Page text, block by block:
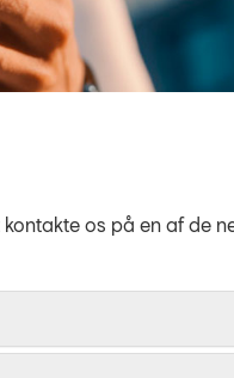
os på en af de